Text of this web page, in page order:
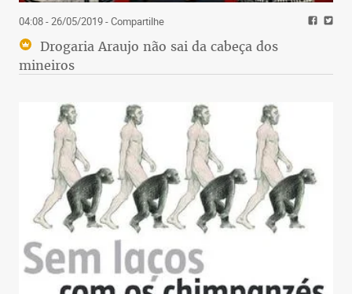
04:08 - 26/05/2019- Compartilhe
Drogaria Araujo não sai da cabeça dos
mineiros